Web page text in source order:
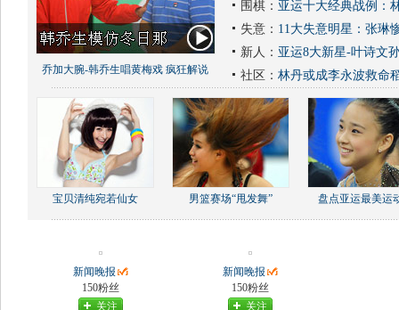
乔加大腕-韩乔生唱黄梅戏 疯狂解说
围棋： 亚运十大经典战例：
失意： 11大失意明星：张琳
新人： 亚运8大新星-叶诗文
社区： 林丹或成李永波救命
宝贝清纯宛若仙女 男篮赛场“甩发舞” 盘点亚运最美运
新闻晚报
150粉丝
关注
新闻晚报
150粉丝
关注